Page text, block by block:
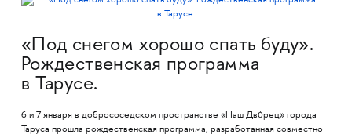
«Под снегом хорошо спать буду».
Рождественская программа
в Тарусе.
6 и 7 января в добрососедском пространстве «Наш Дво́рец» города
Таруса прошла рождественская программа, разработанная совместно